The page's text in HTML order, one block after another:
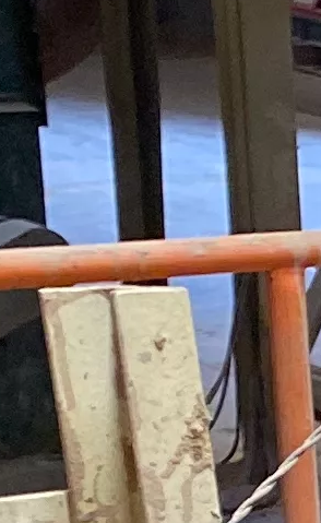
Pilha de madeira compensada para
máquinas para trabalhar madeira para
máquina de rotatividade de
material/máquina de rotatividade de
painel